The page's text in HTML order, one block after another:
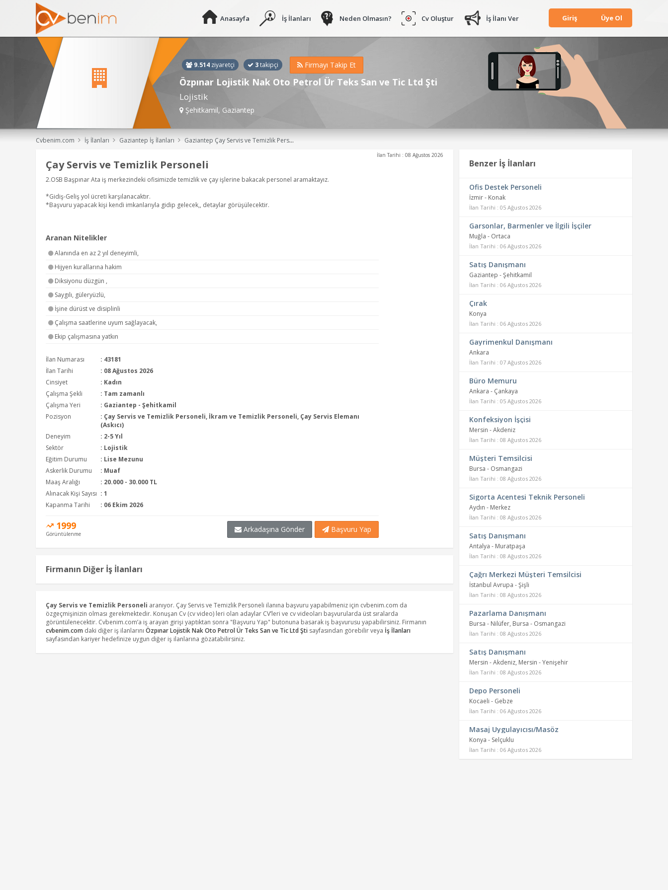
Anasayfa İş İlanları Neden Olmasın? Cv Oluştur İş İlanı Ver Giriş Üye Ol
9.514 ziyaretçi 3takipçi Firmayı Takip Et
Özpınar Lojistik Nak Oto Petrol Ür Teks San ve Tic Ltd Şti
Lojistik
Şehitkamil, Gaziantep
Cvbenim.com İş İlanları Gaziantep İş İlanları Gaziantep Çay Servis ve Temizlik Personeli, İkram ve Temizlik Personeli, Çay Servis Elemanı (Askıcı), Temizlik Görevlisi, Temizlik Personeli, Çaycı, Vasıfsız Eleman, Personel, Eleman, Ofis Elemanı İş İlanları
İlan Tarihi : 08 Ağustos 2026
Çay Servis ve Temizlik Personeli
2.OSB Başpınar Ata iş merkezindeki ofisimizde temizlik ve çay işlerine bakacak personel aramaktayız.
*Gidiş-Geliş yol ücreti karşılanacaktır.
*Başvuru yapacak kişi kendi imkanlarıyla gidip gelecek,, detaylar görüşülecektir.
Aranan Nitelikler
Alanında en az 2 yıl deneyimli,
Hijyen kurallarına hakim
Diksiyonu düzgün ,
Saygılı, güleryüzlü,
İşine dürüst ve disiplinli
Çalışma saatlerine uyum sağlayacak,
Ekip çalışmasına yatkın
İlan Numarası
: 43181
İlan Tarihi
: 08 Ağustos 2026
Cinsiyet
: Kadın
Çalışma Şekli
: Tam zamanlı
Çalışma Yeri
: Gaziantep - Şehitkamil
Pozisyon
: Çay Servis ve Temizlik Personeli, İkram ve Temizlik Personeli, Çay Servis Elemanı
(Askıcı)
Deneyim
: 2-5 Yıl
Sektör
: Lojistik
Eğitim Durumu
: Lise Mezunu
Askerlik Durumu
: Muaf
Maaş Aralığı
: 20.000 - 30.000 TL
Alınacak Kişi Sayısı : 1
Kapanma Tarihi
: 06 Ekim 2026
1999
Görüntülenme Başvuru Yap
Arkadaşına Gönder
Firmanın Diğer İş İlanları
Çay Servis ve Temizlik Personeli aranıyor. Çay Servis ve Temizlik Personeli ilanına başvuru yapabilmeniz için cvbenim.com da
özgeçmişinizin olması gerekmektedir. Konuşan Cv (cv video) leri olan adaylar CV’leri ve cv videoları başvurularda üst sıralarda
görüntülenecektir. Cvbenim.com’a iş arayan girişi yaptıktan sonra "Başvuru Yap" butonuna basarak iş başvurusu yapabilirsiniz. Firmanın
cvbenim.com daki diğer iş ilanlarını Özpınar Lojistik Nak Oto Petrol Ür Teks San ve Tic Ltd Şti sayfasından görebilir veya İş İlanları
sayfasından kariyer hedefinize uygun diğer iş ilanlarına gözatabilirsiniz.
Benzer İş İlanları
Ofis Destek Personeli
İzmir - Konak
İlan Tarihi : 05 Ağustos 2026
Garsonlar, Barmenler ve İlgili İşçiler
Muğla - Ortaca
İlan Tarihi : 06 Ağustos 2026
Satış Danışmanı
Gaziantep - Şehitkamil
İlan Tarihi : 06 Ağustos 2026
Çırak
Konya
İlan Tarihi : 06 Ağustos 2026
Gayrimenkul Danışmanı
Ankara
İlan Tarihi : 07 Ağustos 2026
Büro Memuru
Ankara - Çankaya
İlan Tarihi : 05 Ağustos 2026
Konfeksiyon İşçisi
Mersin - Akdeniz
İlan Tarihi : 08 Ağustos 2026
Müşteri Temsilcisi
Bursa - Osmangazi
İlan Tarihi : 08 Ağustos 2026
Sigorta Acentesi Teknik Personeli
Aydın - Merkez
İlan Tarihi : 08 Ağustos 2026
Satış Danışmanı
Antalya - Muratpaşa
İlan Tarihi : 08 Ağustos 2026
Çağrı Merkezi Müşteri Temsilcisi
İstanbul Avrupa - Şişli
İlan Tarihi : 08 Ağustos 2026
Pazarlama Danışmanı
Bursa - Nilüfer, Bursa - Osmangazi
İlan Tarihi : 08 Ağustos 2026
Satış Danışmanı
Mersin - Akdeniz, Mersin - Yenişehir
İlan Tarihi : 08 Ağustos 2026
Depo Personeli
Kocaeli - Gebze
İlan Tarihi : 06 Ağustos 2026
Masaj Uygulayıcısı/Masöz
Konya - Selçuklu
İlan Tarihi : 06 Ağustos 2026